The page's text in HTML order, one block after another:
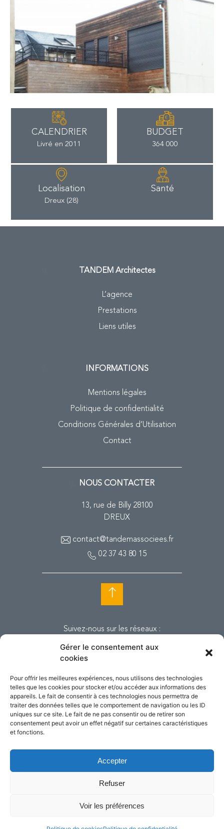
Gérer le consentement aux
cookies
Pour offrir les meilleures expériences, nous utilisons des technologies
telles que les cookies pour stocker et/ou accéder aux informations des
appareils. Le fait de consentir à ces technologies nous permettra de
traiter des données telles que le comportement de navigation ou les ID
uniques sur ce site. Le fait de ne pas consentir ou de retirer son
consentement peut avoir un effet négatif sur certaines caractéristiques
et fonctions.
Accepter
Refuser
Voir les préférences
CALENDRIER
Livré en 2011
BUDGET
364 000
Localisation
Dreux (28)
Santé
TANDEM Architectes
L’agence
Prestations
Liens utiles
INFORMATIONS
Mentions légales
Politique de confidentialité
Conditions Générales d’Utilisation
Contact
NOUS CONTACTER
13, rue de Billy 28100
DREUX
contact@tandemassociees.fr
02 37 43 80 15
Suivez-nous sur les réseaux :
réservés. 2018.